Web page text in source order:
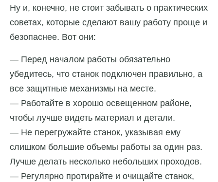
Ну и, конечно, не стоит забывать о практических
советах, которые сделают вашу работу проще и
безопаснее. Вот они:
— Перед началом работы обязательно
убедитесь, что станок подключен правильно, а
все защитные механизмы на месте.
— Работайте в хорошо освещенном районе,
чтобы лучше видеть материал и детали.
— Не перегружайте станок, указывая ему
слишком большие объемы работы за один раз.
Лучше делать несколько небольших проходов.
— Регулярно протирайте и очищайте станок,